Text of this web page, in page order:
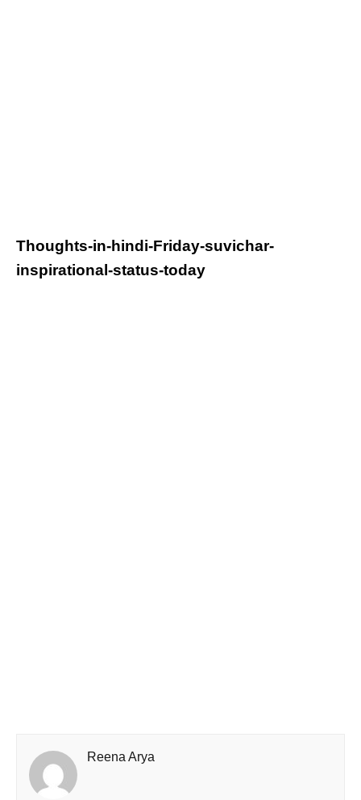
Thoughts-in-hindi-Friday-suvichar-
inspirational-status-today
Reena Arya